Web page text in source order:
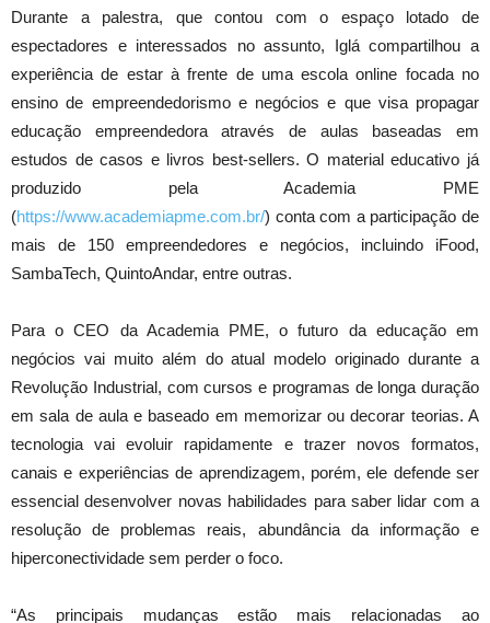
Durante a palestra, que contou com o espaço lotado de
espectadores e interessados no assunto, Iglá compartilhou a
experiência de estar à frente de uma escola online focada no
ensino de empreendedorismo e negócios e que visa propagar
educação empreendedora através de aulas baseadas em
estudos de casos e livros best-sellers. O material educativo já
produzido pela Academia PME
(https://www.academiapme.com.br/) conta com a participação de
mais de 150 empreendedores e negócios, incluindo iFood,
SambaTech, QuintoAndar, entre outras.
Para o CEO da Academia PME, o futuro da educação em
negócios vai muito além do atual modelo originado durante a
Revolução Industrial, com cursos e programas de longa duração
em sala de aula e baseado em memorizar ou decorar teorias. A
tecnologia vai evoluir rapidamente e trazer novos formatos,
canais e experiências de aprendizagem, porém, ele defende ser
essencial desenvolver novas habilidades para saber lidar com a
resolução de problemas reais, abundância da informação e
hiperconectividade sem perder o foco.
“As principais mudanças estão mais relacionadas ao